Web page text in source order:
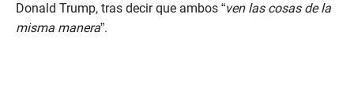
Donald Trump, tras decir que ambos “ven las cosas de la
misma manera”.